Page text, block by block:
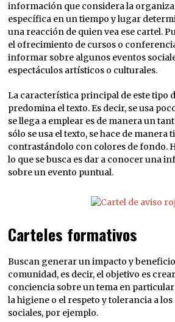
información que considera la
específica en un tiempo y lugar
una reacción de quien vea ese cartel.
el ofrecimiento de cursos o
informar sobre algunos eventos
espectáculos artísticos o culturales.
La característica principal de este tipo
predomina el texto. Es decir, se usa
se llega a emplear es de manera un
sólo se usa el texto, se hace de manera
contrastándolo con colores de fondo.
lo que se busca es dar a conocer una
sobre un evento puntual.
Carteles formativos
Buscan generar un impacto y
comunidad, es decir, el objetivo es
conciencia sobre un tema en
la higiene o el respeto y tolerancia a
sociales, por ejemplo.